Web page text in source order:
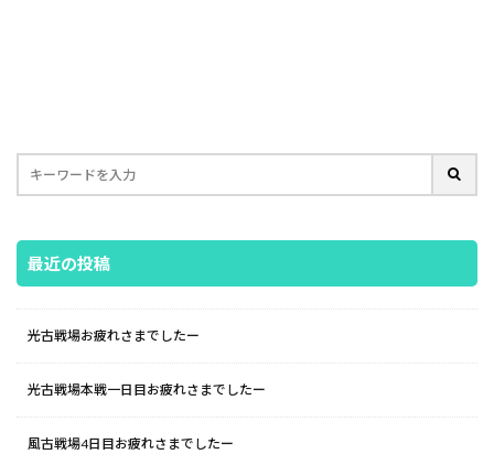
最近の投稿
光古戦場お疲れさまでしたー
光古戦場本戦一日目お疲れさまでしたー
風古戦場4日目お疲れさまでしたー